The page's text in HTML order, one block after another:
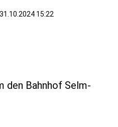
15:22
den Bahnhof Selm-